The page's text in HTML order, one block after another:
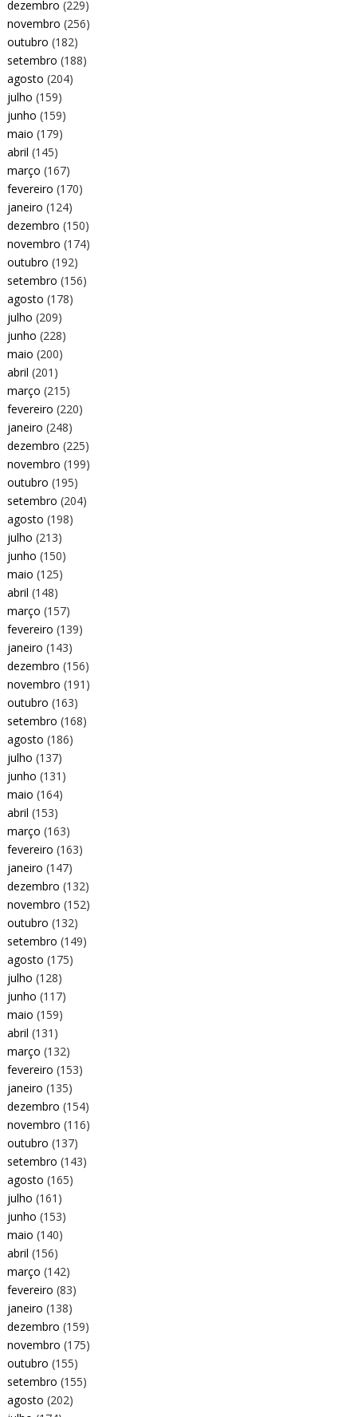
dezembro (229)
novembro (256)
outubro (182)
setembro (188)
agosto (204)
julho (159)
junho (159)
maio (179)
abril (145)
março (167)
fevereiro (170)
janeiro (124)
dezembro (150)
novembro (174)
outubro (192)
setembro (156)
agosto (178)
julho (209)
junho (228)
maio (200)
abril (201)
março (215)
fevereiro (220)
janeiro (248)
dezembro (225)
novembro (199)
outubro (195)
setembro (204)
agosto (198)
julho (213)
junho (150)
maio (125)
abril (148)
março (157)
fevereiro (139)
janeiro (143)
dezembro (156)
novembro (191)
outubro (163)
setembro (168)
agosto (186)
julho (137)
junho (131)
maio (164)
abril (153)
março (163)
fevereiro (163)
janeiro (147)
dezembro (132)
novembro (152)
outubro (132)
setembro (149)
agosto (175)
julho (128)
junho (117)
maio (159)
abril (131)
março (132)
fevereiro (153)
janeiro (135)
dezembro (154)
novembro (116)
outubro (137)
setembro (143)
agosto (165)
julho (161)
junho (153)
maio (140)
abril (156)
março (142)
fevereiro (83)
janeiro (138)
dezembro (159)
novembro (175)
outubro (155)
setembro (155)
agosto (202)